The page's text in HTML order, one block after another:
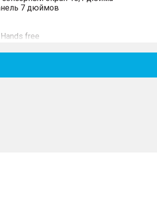
7 дюймов
free
части салона
телефона 50Вт с охлаждением